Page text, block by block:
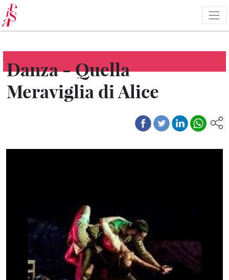
Salta
al
contenuto
principale
Danza - Quella
Meraviglia di Alice